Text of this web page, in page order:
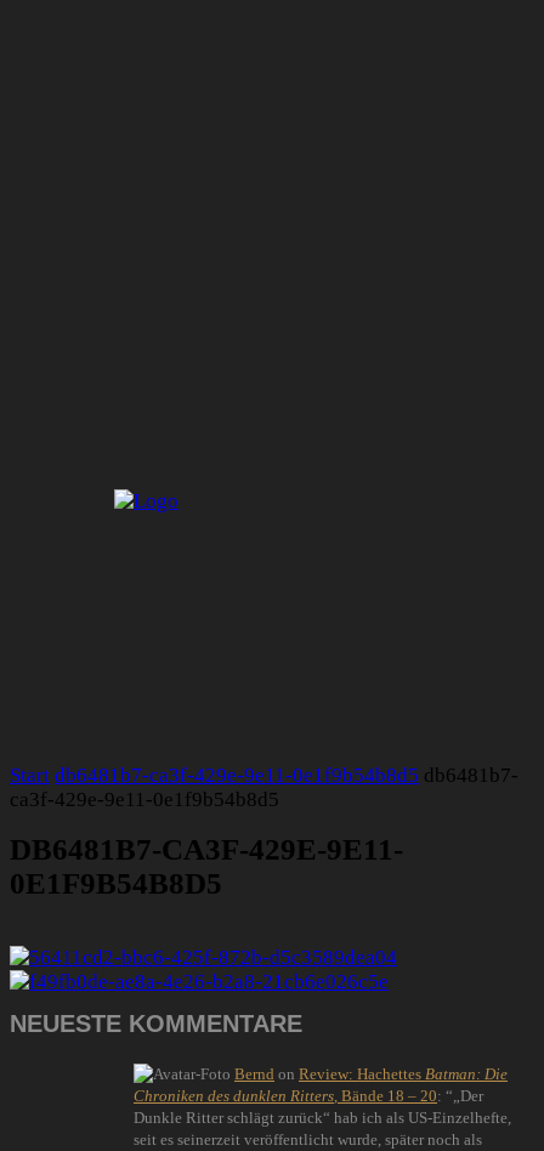
Start db6481b7-ca3f-429e-9e11-0e1f9b54b8d5 db6481b7-
ca3f-429e-9e11-0e1f9b54b8d5
DB6481B7-CA3F-429E-9E11-
0E1F9B54B8D5
NEUESTE KOMMENTARE
Bernd on Review: Hachettes Batman: Die
Chroniken des dunklen Ritters , Bände 18 – 20: “ „Der
Dunkle Ritter schlägt zurück“ hab ich als US-Einzelhefte,
seit es seinerzeit veröffentlicht wurde, später noch als